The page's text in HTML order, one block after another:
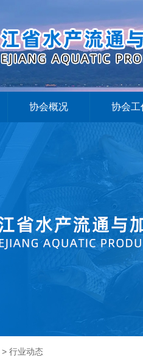
协会概况 协会工
> 行业动态